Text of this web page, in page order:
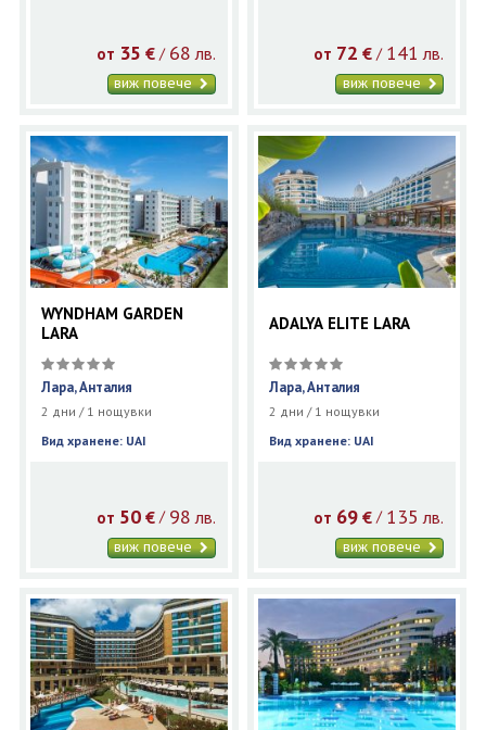
от 35 €/ 68 лв.
виж повече
от 72 € / 141 лв.
виж повече
WYNDHAM GARDEN
LARA
Лара, Анталия
2 дни / 1 нощувки
Вид хранене: UAI
от 50 €/ 98 лв.
виж повече
ADALYA ELITE LARA
Лара, Анталия
2 дни / 1 нощувки
Вид хранене: UAI
от 69 € / 135 лв.
виж повече